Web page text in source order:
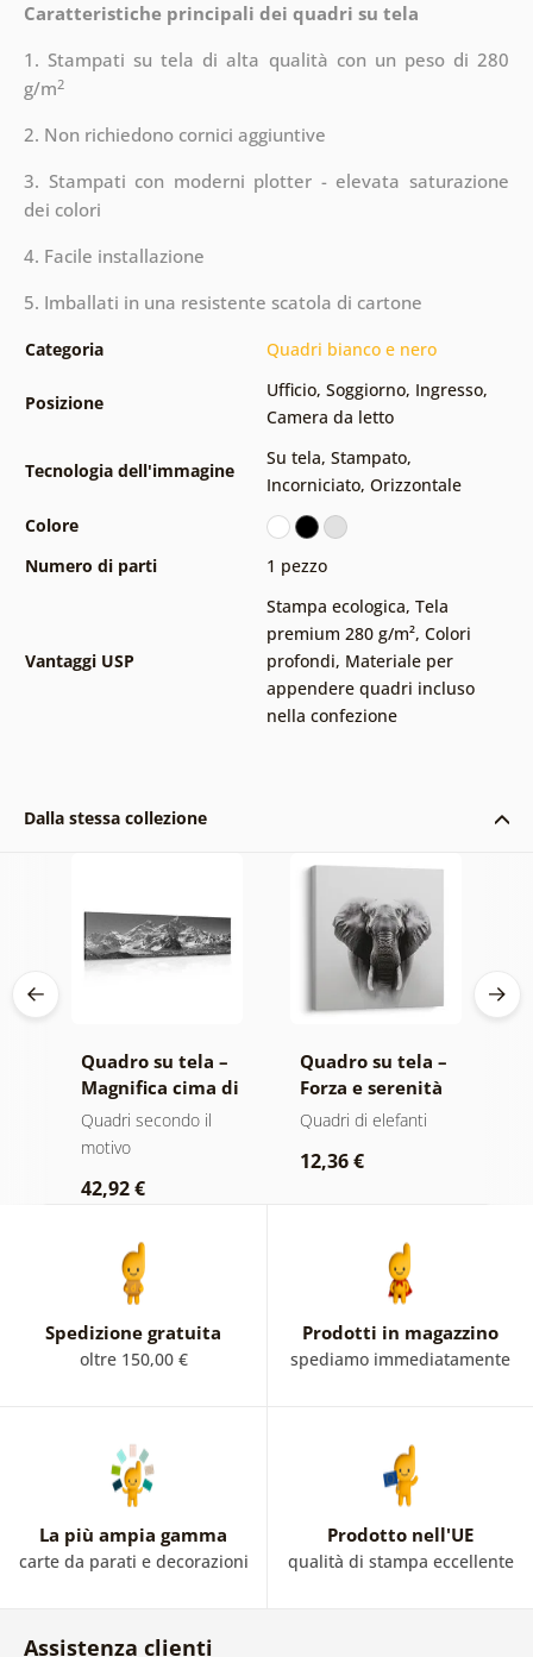
Caratteristiche principali dei quadri su tela
1. Stampati su tela di alta qualità con un peso di 280
g/m2
2. Non richiedono cornici aggiuntive
3. Stampati con moderni plotter - elevata saturazione
dei colori
4. Facile installazione
5. Imballati in una resistente scatola di cartone
Categoria Quadri bianco e nero
Posizione
Ufficio, Soggiorno, Ingresso,
Camera da letto
Tecnologia dell'immagine
Su tela, Stampato,
Incorniciato, Orizzontale
Colore
Numero di parti
1 pezzo
Vantaggi USP
Stampa ecologica, Tela
premium 280 g/m², Colori
profondi, Materiale per
appendere quadri incluso
nella confezione
Dalla stessa collezione
Quadro su tela –
Magnifica cima di
montagna in
bianco e nero
Quadri secondo il
motivo
42,92 €
Quadro su tela –
Forza e serenità
dell'elefante
Quadri di elefanti
12,36 €
Spedizione gratuita
oltre 150,00 €
Prodotti in magazzino
spediamo immediatamente
La più ampia gamma
carte da parati e decorazioni
Prodotto nell'UE
qualità di stampa eccellente
Assistenza clienti